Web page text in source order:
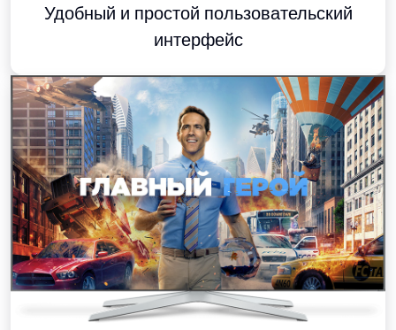
Удобный и простой пользовательский
интерфейс